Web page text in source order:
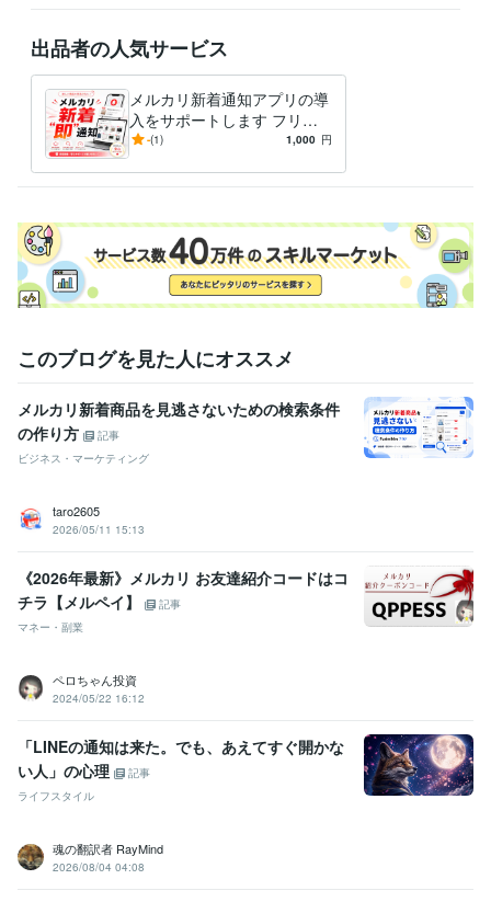
Wix:2年Access:1年Excel:10年Google スプレッドシート:10年
EC-CUBE:2年カラーミーショップ:4年
Google Analytics:8年ChatGPT:2年DALL-E:2年
Adobe Photoshop:10年 Adobe Premiere Pro:4年
Adobe Illustrator:5年Canva:2年
得意分野
IT相談・システム開発 アプリ、システム開発
出品者の人気サービス
メルカリ新着通知アプリの導
入をサポートします フリミ
ッケ|メルカリの新着商品を
-(1) 1,000 円
このブログを見た人にオススメ
メルカリ新着商品を見逃さないための検索条件
の作り方
記事
ビジネス・マーケティング
taro2605
2026/05/11 15:13
《2026年最新》メルカリ お友達紹介コードはコ
チラ【メルペイ】
記事
マネー・副業
ペロちゃん投資
2024/05/22 16:12
「LINEの通知は来た。でも、あえてすぐ開かな
い人」の心理
記事
ライフスタイル
魂の翻訳者 RayMind
2026/08/04 04:08